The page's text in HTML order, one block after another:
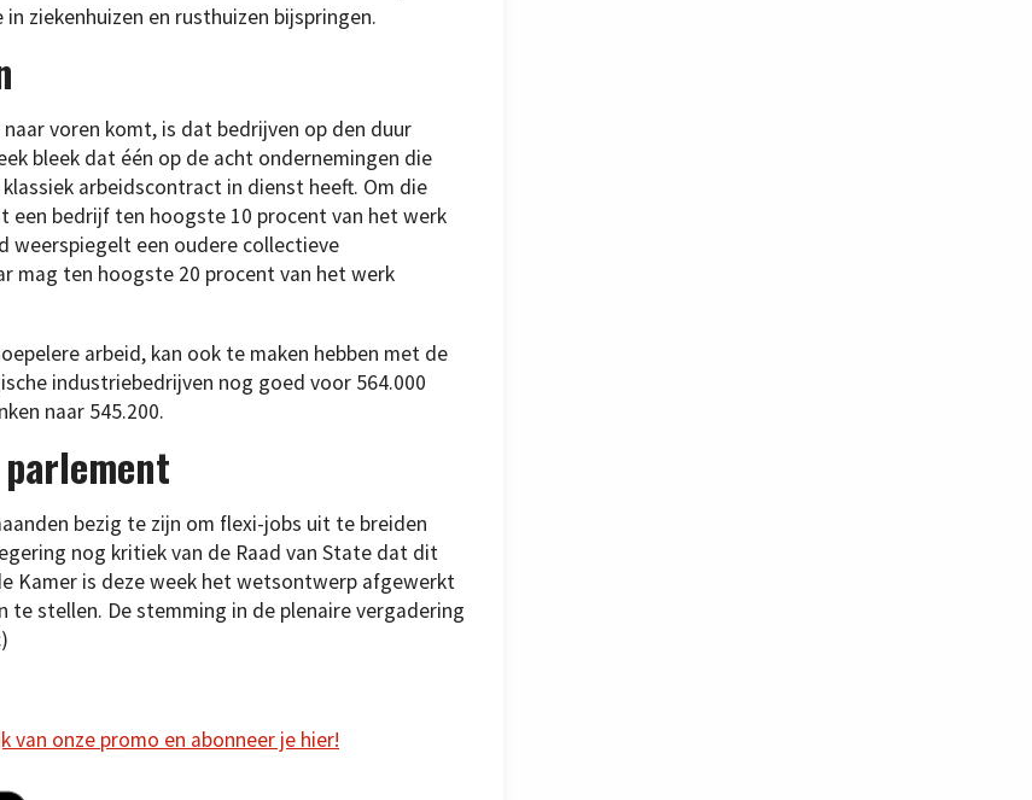
ziekenhuizen en rusthuizen bijspringen.
voren komt, is dat bedrijven op den duur
bleek dat één op de acht ondernemingen die
arbeidscontract in dienst heeft. Om die
een bedrijf ten hoogste 10 procent van het werk
weerspiegelt een oudere collectieve
mag ten hoogste 20 procent van het werk
arbeid, kan ook te maken hebben met de
industriebedrijven nog goed voor 564.000
naar 545.200.
bezig te zijn om flexi-jobs uit te breiden
nog kritiek van de Raad van State dat dit
Kamer is deze week het wetsontwerp afgewerkt
stellen. De stemming in de plenaire vergadering
onze promo en abonneer je hier!